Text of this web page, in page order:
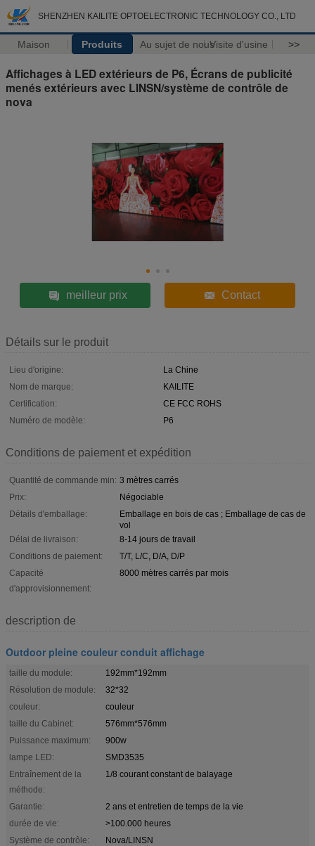
SHENZHEN KAILITE OPTOELECTRONIC TECHNOLOGY CO., LTD
Maison Produits Au sujet de nousVisite d'usine >>
Affichages à LED extérieurs de P6, Écrans de publicité
menés extérieurs avec LINSN/système de contrôle de
nova
meilleur prix Contact
Détails sur le produit
Lieu d'origine:
La Chine
Nom de marque:
KAILITE
Certification:
CE FCC ROHS
Numéro de modèle:
P6
Conditions de paiement et expédition
Quantité de commande min: 3 mètres carrés
Prix:
Négociable
Détails d'emballage:
Emballage en bois de cas ; Emballage de cas de
vol
Délai de livraison:
8-14 jours de travail
Conditions de paiement:
T/T, L/C, D/A, D/P
Capacité
d'approvisionnement:
8000 mètres carrés par mois
description de
Outdoor pleine couleur conduit affichage
taille du module:
192mm*192mm
Résolution de module:
32*32
couleur:
couleur
taille du Cabinet:
576mm*576mm
Puissance maximum:
900w
lampe LED:
SMD3535
Entraînement de la
méthode:
1/8 courant constant de balayage
Garantie:
2 ans et entretien de temps de la vie
durée de vie:
>100.000 heures
Système de contrôle:
Nova/LINSN